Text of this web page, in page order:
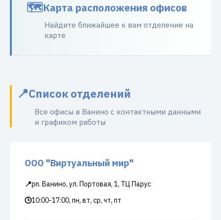
Карта расположения офисов
Найдите ближайшее к вам отделение на
карте
Список отделений
Все офисы в Ванино с контактными данными
и графиком работы
ООО "Виртуальный мир"
📍рп. Ванино, ул. Портовая, 1, ТЦ Парус
🕒10:00-17:00, пн, вт, ср, чт, пт